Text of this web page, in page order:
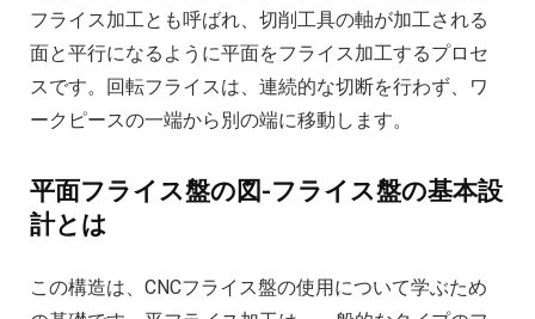
フライス加工とも呼ばれ、切削工具の軸が加工される
面と平行になるように平面をフライス加工するプロセ
スです。回転フライスは、連続的な切断を行わず、ワ
ークピースの一端から別の端に移動します。
平面フライス盤の図-フライス盤の基本設
計とは
この構造は、CNCフライス盤の使用について学ぶため